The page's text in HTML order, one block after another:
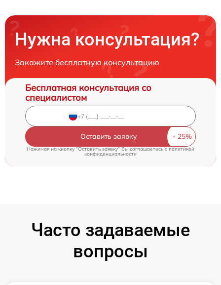
Нужна консультация?
Закажите бесплатную консультацию
Бесплатная консультация со
специалистом
Оставить заявку
Нажимая на кнопку "Оставить заявку" Вы соглашаетесь c политикой
конфиденциальности
Часто задаваемые
вопросы